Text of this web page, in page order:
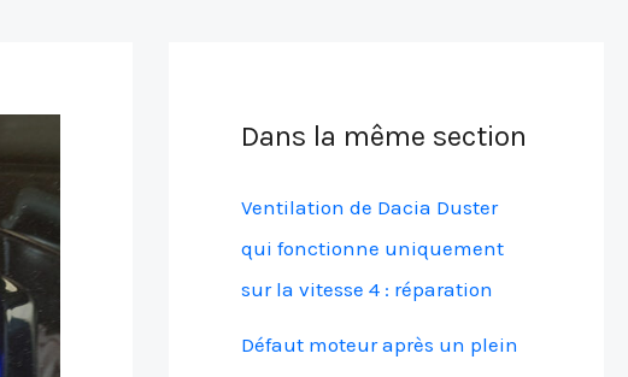
Dans la même section
Ventilation de Dacia Duster
qui fonctionne uniquement
sur la vitesse 4 : réparation
Défaut moteur après un plein